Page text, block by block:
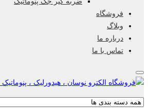
فروشگاه
وبلاگ
درباره ما
تماس با ما